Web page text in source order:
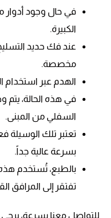
في حال وجود أدوار
الكبيرة.
عند فك حديد
مخصصة.
الهدم عبر استخدام
في هذه الحالة، يتم
السفلي من المبنى.
تعتبر تلك الوسيلة
بسرعة عالية جداً.
بالطبع، تُستخدم هذه
تفتقر إلى المرافق
للتواصل معنا بسرعة، يرجى